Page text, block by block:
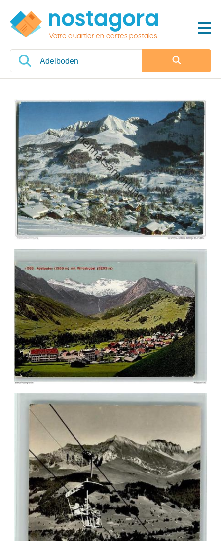
Votre quartier en cartes postales